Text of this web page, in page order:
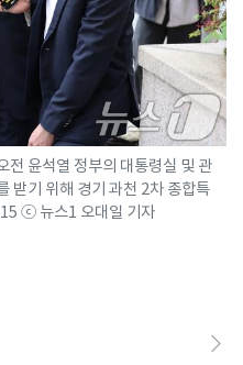
전 윤석열 정부의 대통령실 및 관
받기 위해 경기 과천 2차 종합특
ⓒ 뉴스1 오대일 기자